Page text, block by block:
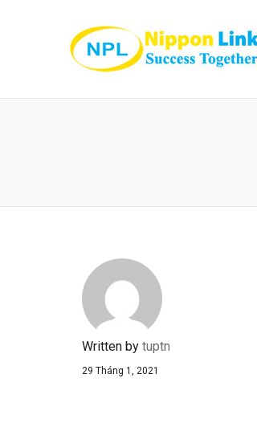
Written by tuptn
29 Tháng 1, 2021